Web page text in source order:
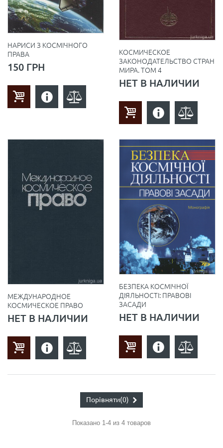
НАРИСИ З КОСМІЧНОГО
ПРАВА
150 ГРН
КОСМИЧЕСКОЕ
ЗАКОНОДАТЕЛЬСТВО СТРАН
МИРА. ТОМ 4
НЕТ В НАЛИЧИИ
МЕЖДУНАРОДНОЕ
КОСМИЧЕСКОЕ ПРАВО
НЕТ В НАЛИЧИИ
БЕЗПЕКА КОСМІЧНОЇ
ДІЯЛЬНОСТІ: ПРАВОВІ
ЗАСАДИ
НЕТ В НАЛИЧИИ
Показано 1-4 из 4 товаров
Порівняти(0)